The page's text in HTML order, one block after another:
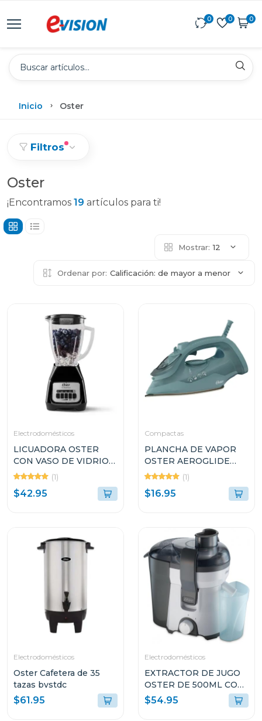
0 0 0
Inicio Oster
Filtros
Oster
¡Encontramos 19 artículos para ti!
Mostrar: 12
Ordenar por: Calificación: de mayor a menor
Electrodomésticos
LICUADORA OSTER
CON VASO DE VIDRIO
DE 1.5L Y 2
VELOCIDADES
BLSTKAGBPB
(1)
$42.95
Compactas
PLANCHA DE VAPOR
OSTER AEROGLIDE
S7000 VERDE
GCSTAC7001
(1)
$16.95
Electrodomésticos
Oster Cafetera de 35
tazas bvstdc
$61.95
Electrodomésticos
EXTRACTOR DE JUGO
OSTER DE 500ML CON
FILTRO DE ACERO
FPSTJE316W
$54.95